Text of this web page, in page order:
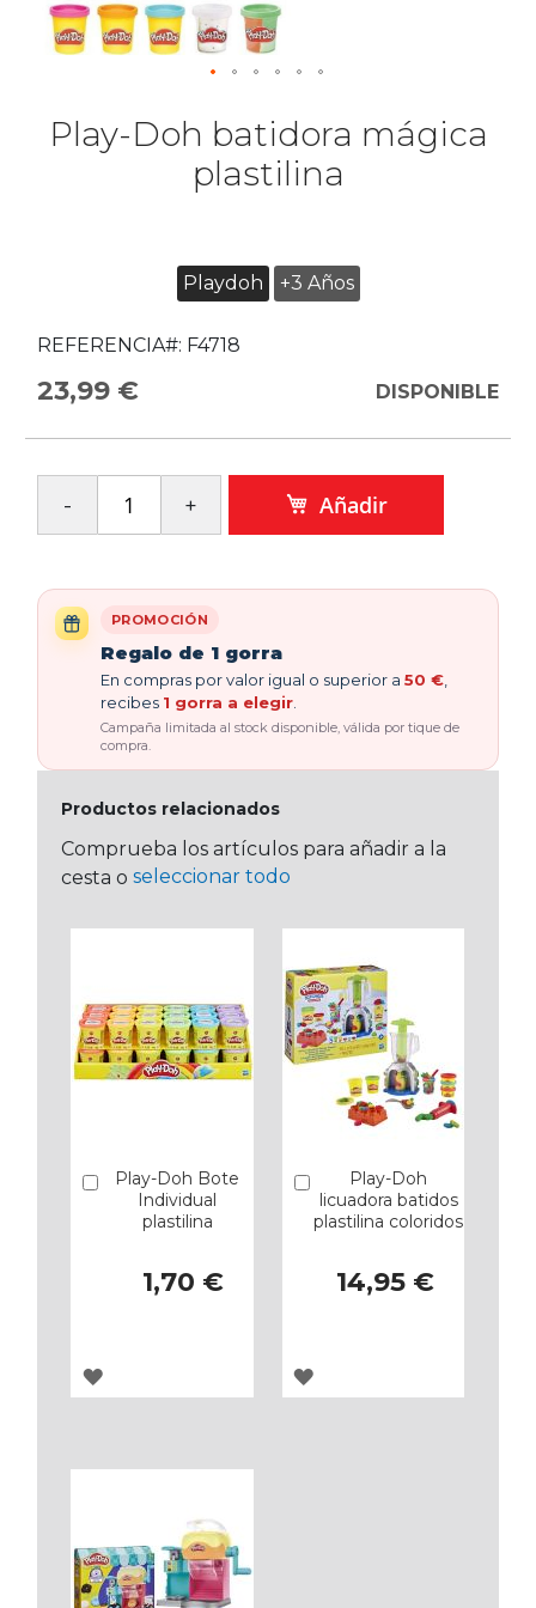
Play-Doh batidora mágica
plastilina
Playdoh +3 Años
REFERENCIA#: F4718
23,99 € DISPONIBLE
Añadir
PROMOCIÓN
Regalo de 1 gorra
En compras por valor igual o superior a 50 €
recibes 1 gorra a elegir
Campaña limitada al stock disponible, válida por tique de
compra.
Productos relacionados
Comprueba los artículos para añadir a la
cesta o seleccionar todo
Play-Doh Bote
Individual
plastilina
1,70 €
Añadir
AGREGAR
Play-Doh
licuadora batidos
plastilina coloridos
14,95 €
Añadir
AGREGAR